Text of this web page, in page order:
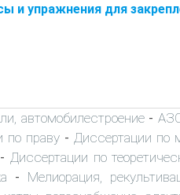
и упражнения для
автомобилестроение-
по праву- Диссертации по
- Диссертации по
- Мелиорация,